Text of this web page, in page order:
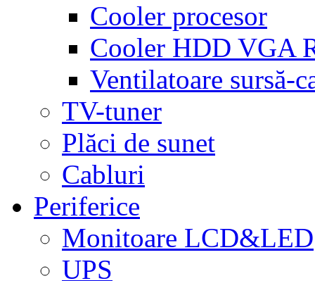
Cooler procesor
Cooler HDD VGA
Ventilatoare sursă-
TV-tuner
Plăci de sunet
Cabluri
Periferice
Monitoare LCD&LED
UPS